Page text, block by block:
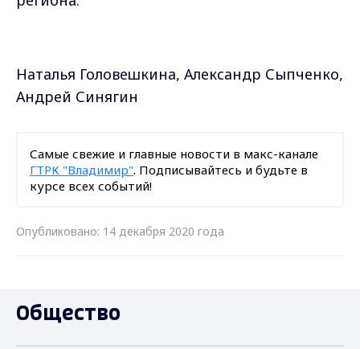
Наталья Головешкина, Александр Сыпченко,
Андрей Синягин
Самые свежие и главные новости в макс-канале
ГТРК "Владимир". Подписывайтесь и будьте в
курсе всех событий!
Опубликовано: 14 декабря 2020 года
Общество